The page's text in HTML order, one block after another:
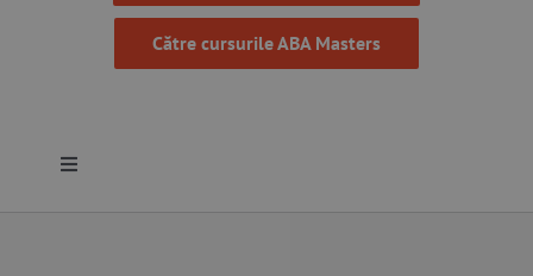
Către cursurile ABA Masters
Toggle